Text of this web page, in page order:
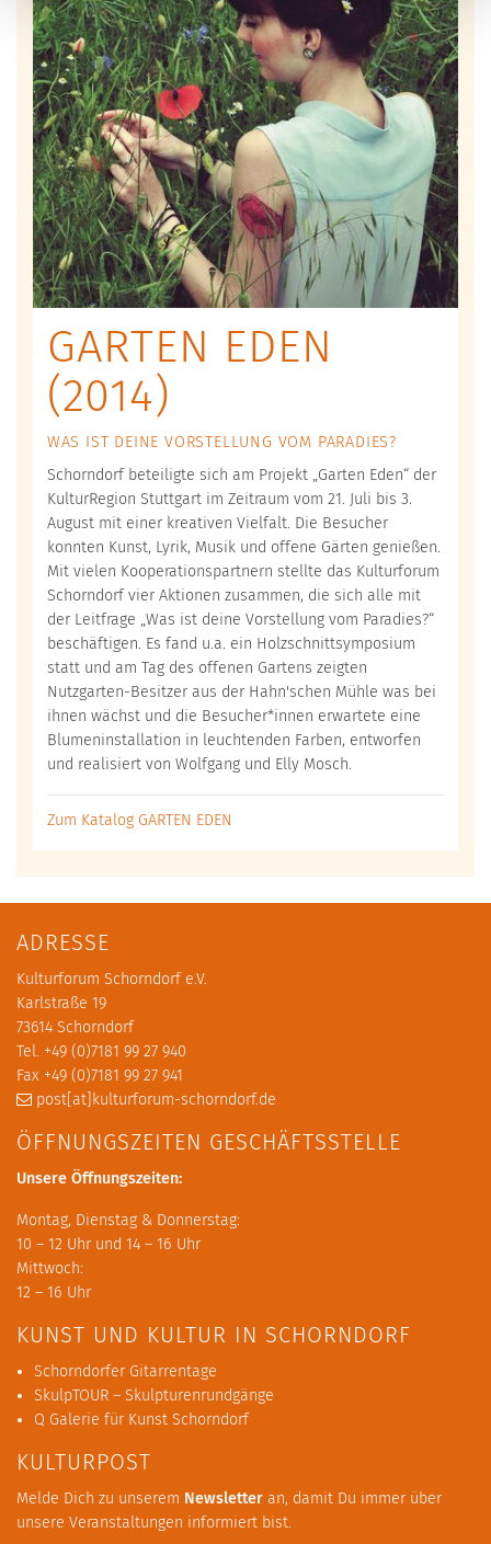
GARTEN EDEN
(2014)
WAS IST DEINE VORSTELLUNG VOM PARADIES?
Schorndorf beteiligte sich am Projekt „Garten Eden“ der
KulturRegion Stuttgart im Zeitraum vom 21. Juli bis 3.
August mit einer kreativen Vielfalt. Die Besucher
konnten Kunst, Lyrik, Musik und offene Gärten genießen.
Mit vielen Kooperationspartnern stellte das Kulturforum
Schorndorf vier Aktionen zusammen, die sich alle mit
der Leitfrage „Was ist deine Vorstellung vom Paradies?“
beschäftigen. Es fand u.a. ein Holzschnittsymposium
statt und am Tag des offenen Gartens zeigten
Nutzgarten-Besitzer aus der Hahn'schen Mühle was bei
ihnen wächst und die Besucher*innen erwartete eine
Blumeninstallation in leuchtenden Farben, entworfen
und realisiert von Wolfgang und Elly Mosch.
Zum Katalog GARTEN EDEN
ADRESSE
Kulturforum Schorndorf e.V.
Karlstraße 19
73614 Schorndorf
Tel. +49 (0)7181 99 27 940
Fax +49 (0)7181 99 27 941
post[at]kulturforum-schorndorf.de
ÖFFNUNGSZEITEN GESCHÄFTSSTELLE
Unsere Öffnungszeiten:
Montag, Dienstag & Donnerstag:
10 – 12 Uhr und 14 – 16 Uhr
Mittwoch:
12 – 16 Uhr
KUNST UND KULTUR IN SCHORNDORF
Schorndorfer Gitarrentage
SkulpTOUR – Skulpturenrundgänge
Q Galerie für Kunst Schorndorf
KULTURPOST
Melde Dich zu unserem Newsletter an, damit Du immer über
unsere Veranstaltungen informiert bist.